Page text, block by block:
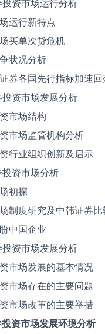
资市场运行分析
运行新特点
买单次贷危机
状况分析
券各国先行指标加速回
资市场发展分析
市场结构
市场监管机构分析
行业组织创新及启示
资市场分析
初探
制度研究及中韩证券
中国企业
资市场发展分析
市场发展的基本情况
市场存在的主要问题
市场改革的主要举措
资市场发展环境分析